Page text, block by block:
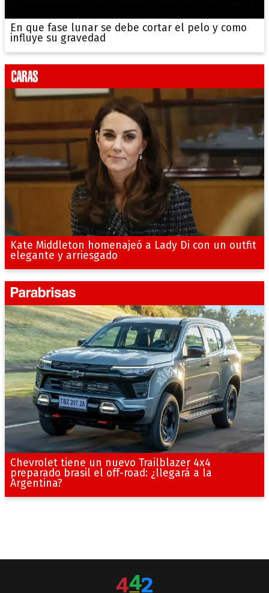
En que fase lunar se debe cortar el pelo y como
influye su gravedad
Kate Middleton homenajeó a Lady Di con un outfit
elegante y arriesgado
Chevrolet tiene un nuevo Trailblazer 4x4
preparado brasil el off-road: ¿llegará a la
Argentina?